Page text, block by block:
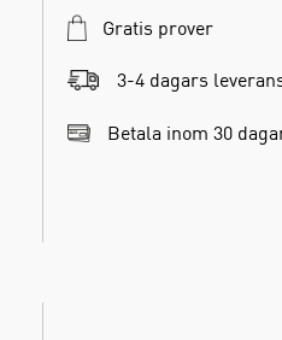
Gratis prover
3-4 dagars
Betala inom 30